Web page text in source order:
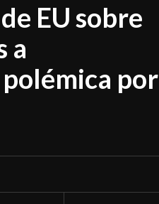
EU sobre
a
por